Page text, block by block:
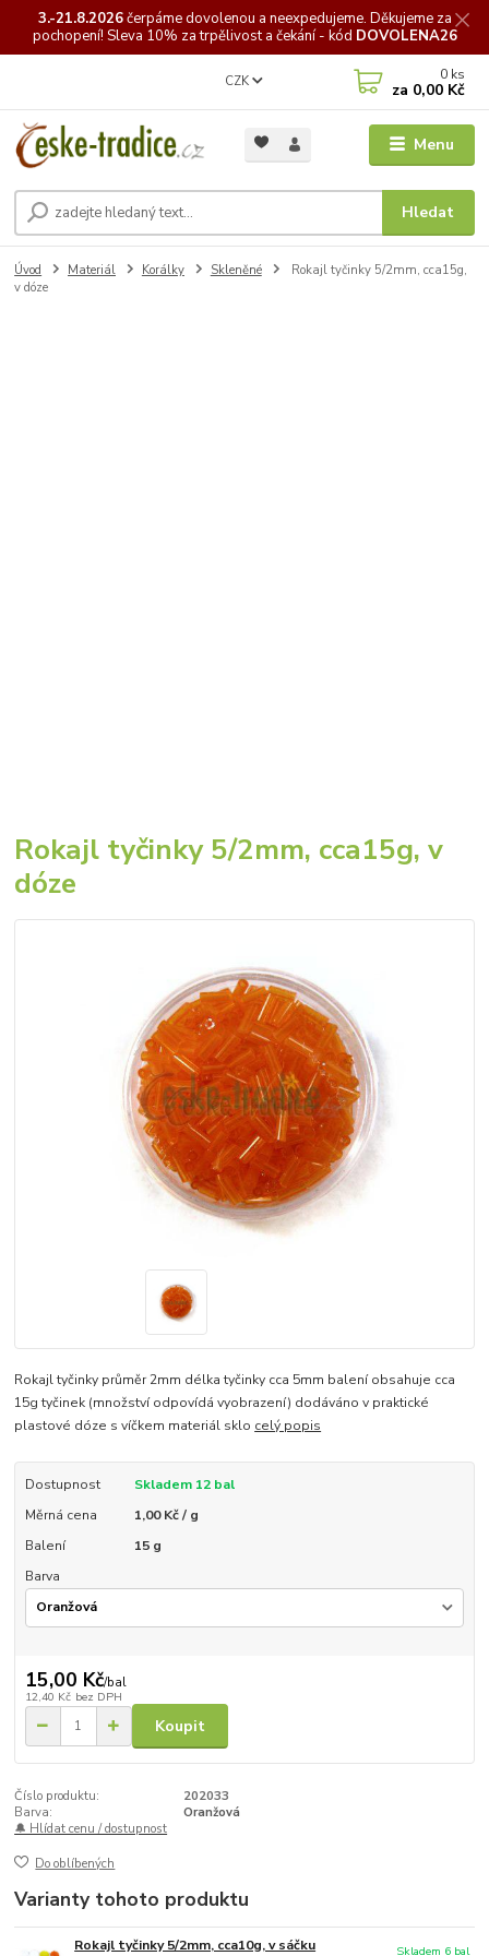
3.-21.8.2026čerpámedovolenou a neexpedujeme. Děkujeme za
pochopení! Sleva 10% za trpělivost a čekání - kód DOVOLENA26
Menu
CZK
Hledat
0 ks
za 0,00 Kč
Úvod Materiál Korálky Skleněné
Rokajl tyčinky 5/2mm, cca15g,
v dóze
Rokajl tyčinky 5/2mm, cca15g, v
dóze
Rokajl tyčinky průměr 2mm délka tyčinky cca 5mm balení obsahuje cca
15g tyčinek (množství odpovídá vyobrazení) dodáváno v praktické
plastové dóze s víčkem materiál sklo celý popis
Dostupnost
Skladem 12 bal
Měrná cena
1,00 Kč / g
Balení
15 g
Barva
15,00 Kč/bal
12,40 Kč bez DPH
Koupit
Číslo produktu:
202033
Barva:
Oranžová
🔔 Hlídat cenu / dostupnost
Do oblíbených
Varianty tohoto produktu
Rokajl tyčinky 5/2mm, cca10g, v sáčku Skladem 6 bal